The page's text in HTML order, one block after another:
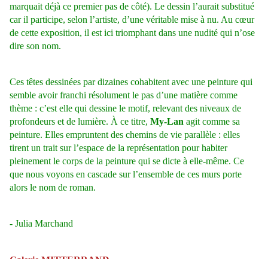
marquait déjà ce premier pas de côté). Le dessin l’aurait substitué
car il participe, selon l’artiste, d’une véritable mise à nu. Au cœur
de cette exposition, il est ici triomphant dans une nudité qui n’ose
dire son nom.
Ces têtes dessinées par dizaines cohabitent avec une peinture qui
semble avoir franchi résolument le pas d’une matière comme
thème : c’est elle qui dessine le motif, relevant des niveaux de
profondeurs et de lumière. À ce titre, My-Lan agit comme sa
peinture. Elles empruntent des chemins de vie parallèle : elles
tirent un trait sur l’espace de la représentation pour habiter
pleinement le corps de la peinture qui se dicte à elle-même. Ce
que nous voyons en cascade sur l’ensemble de ces murs porte
alors le nom de roman.
- Julia Marchand